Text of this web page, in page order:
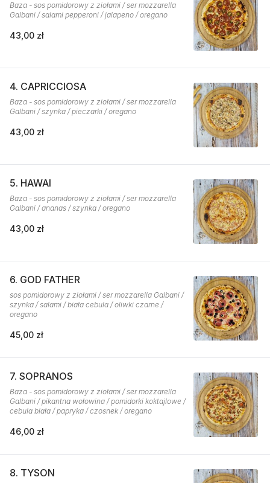
Baza - sos pomidorowy z ziołami / ser mozzarella
Galbani / salami pepperoni / jalapeno / oregano
43,00 zł
4. CAPRICCIOSA
Baza - sos pomidorowy z ziołami / ser mozzarella
Galbani / szynka / pieczarki / oregano
43,00 zł
5. HAWAI
Baza - sos pomidorowy z ziołami / ser mozzarella
Galbani / ananas / szynka / oregano
43,00 zł
6. GOD FATHER
sos pomidorowy z ziołami / ser mozzarella Galbani /
szynka / salami / biała cebula / oliwki czarne /
oregano
45,00 zł
7. SOPRANOS
Baza - sos pomidorowy z ziołami / ser mozzarella
Galbani / pikantna wołowina / pomidorki koktajlowe /
cebula biała / papryka / czosnek / oregano
46,00 zł
8. TYSON